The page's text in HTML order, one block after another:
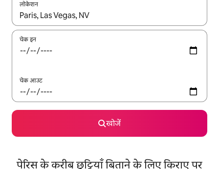
लोकेशन
नतीजों के उपलब्ध होने पर, अप और डाउन 'ऐरो की' का इस्तेमाल करके नेविगेट
चेक इन
चेक आउट
खोजें
पेरिस के करीब छुट्टियाँ बिताने के लिए किराए पर